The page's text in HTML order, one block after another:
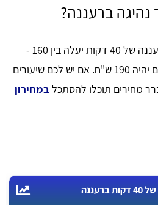
נהיגה ברעננה?
המחיר של שיעור נהיגה ברעננה של 40 דקות יעלה בין 160 -
220 ש"ח כשהממוצע ביניהם יהיה 190 ש"ח. אם יש לכם שיעורים
מחירים תוכלו להסתכלבמחירון